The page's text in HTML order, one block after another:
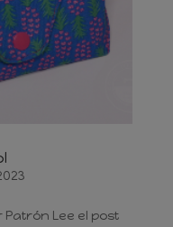
Lee el post